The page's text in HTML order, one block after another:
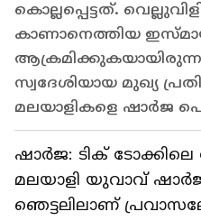
കൊല്ലപ്പെട്ടത്.
കാണാനെത്തിയ
സ്വദേശിയായ മുഖ്യ
മലയാളികളെ ഷാർജ
ഷാർജ: ടിക്
മലയാളി യുവാവ്
ഞെട്ടലിലാണ്